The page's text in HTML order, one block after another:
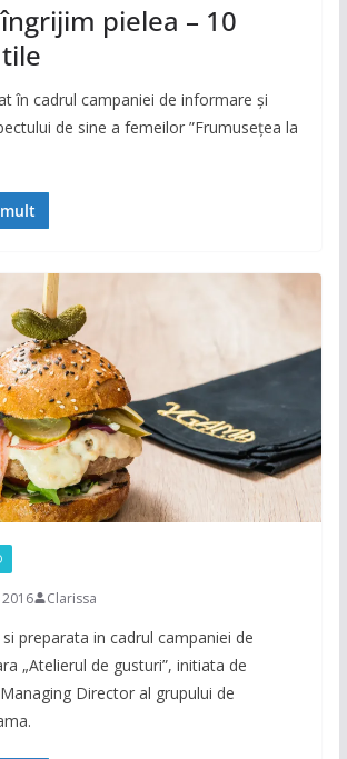
pielea – 10
în cadrul campaniei de informare și
de sine a femeilor ”Frumusețea la
Clarissa
preparata in cadrul campaniei de
„Atelierul de gusturi”, initiata de
Director al grupului de